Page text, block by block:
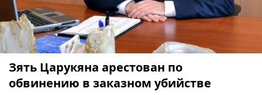
Зять Царукяна арестован по
обвинению в заказном убийстве